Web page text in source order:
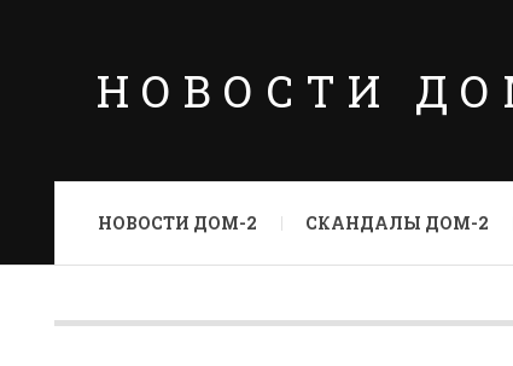
НОВОСТИ
НОВОСТИ ДОМ-2 СКАНДАЛЫ ДОМ-2